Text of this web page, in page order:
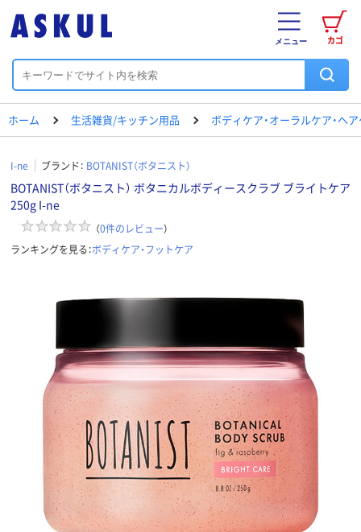
カゴ
メニュー
ホーム 生活雑貨/キッチン用品 ボディケア・オーラルケア・ヘ
I-ne ブランド： BOTANIST（ボタニスト）
BOTANIST（ボタニスト） ボタニカルボディースクラブ ブライトケア
250g I-ne
（0件のレビュー）
ランキングを見る：ボディケア・フットケア